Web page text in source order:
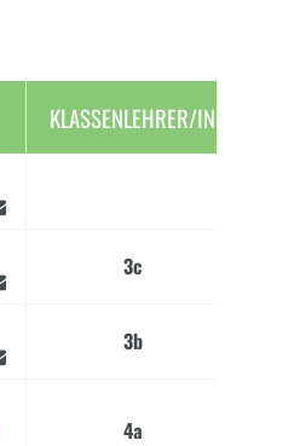
KLASSENLEHRER/IN
3c
3b
4a